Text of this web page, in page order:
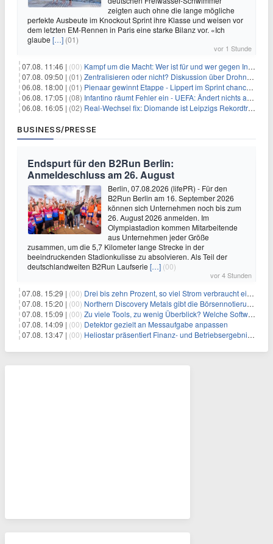
zeigten auch ohne die lange mögliche
perfekte Ausbeute im Knockout Sprint ihre Klasse und weisen vor
dem letzten EM-Rennen in Paris eine starke Bilanz vor. «Ich
glaube […] (01)
vor 1 Stunde
07.08. 11:46 | (00) Kampf um die Macht: Wer ist für und wer gegen Infantino?
07.08. 09:50 | (01) Zentralisieren oder nicht? Diskussion über Drohnenabwehr
06.08. 18:00 | (01) Pienaar gewinnt Etappe - Lippert im Sprint chancenlos
06.08. 17:05 | (08) Infantino räumt Fehler ein - UEFA: Ändert nichts an Boykott
06.08. 16:05 | (02) Real-Wechsel fix: Diomande ist Leipzigs Rekordtransfer
BUSINESS/PRESSE
Endspurt für den B2Run Berlin:
Anmeldeschluss am 26. August
Berlin, 07.08.2026 (lifePR) - Für den
B2Run Berlin am 16. September 2026
können sich Unternehmen noch bis zum
26. August 2026 anmelden. Im
Olympiastadion kommen Mitarbeitende
aus Unternehmen jeder Größe
zusammen, um die 5,7 Kilometer lange Strecke in der
beeindruckenden Stadionkulisse zu absolvieren. Als Teil der
deutschlandweiten B2Run Laufserie […] (00)
vor 4 Stunden
07.08. 15:29 | (00) Drei bis zehn Prozent, so viel Strom verbraucht ein Aufzug im Gebäude
07.08. 15:20 | (00) Northern Discovery Metals gibt die Börsennotierung an der Frankfurter Wertpapierbörse bekannt
07.08. 15:09 | (00) Zu viele Tools, zu wenig Überblick? Welche Software IT-Dienstleister wirklich brauchen
07.08. 14:09 | (00) Detektor gezielt an Messaufgabe anpassen
07.08. 13:47 | (00) Heliostar präsentiert Finanz- und Betriebsergebnis für das zweite Quartal 2026 mit Goldproduktion und Barreserven in Rekordhöhe